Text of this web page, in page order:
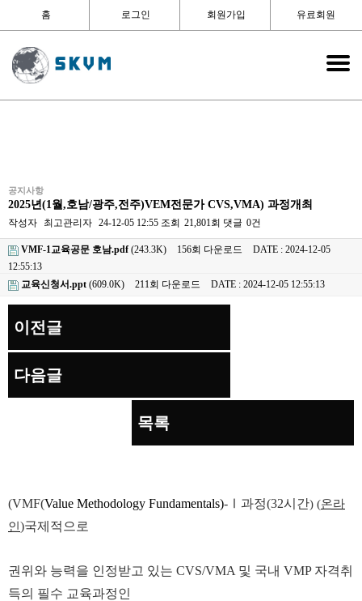
홈 로그인 회원가입 유료회원
공지사항
2025년(1월,호남/광주,전주)VEM전문가 CVS,VMA) 과정개최
작성자 최고관리자 24-12-05 12:55 조회 21,801회 댓글 0건
VMF-1교육공문 호남.pdf(243.3K) 156회 다운로드
DATE : 2024-12-05
12:55:13
교육신청서.ppt (609.0K) 211회 다운로드 DATE : 2024-12-05 12:55:13
이전글
다음글
목록
(VMF(Value Methodology Fundamentals)-Ⅰ 과정(32시간) (온라
인 )국제적으로
권위와 능력을 인정받고 있는 CVS/VMA 및 국내 VMP 자격취
득의 필수 교육과정인